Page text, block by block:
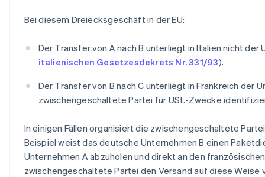
Bei diesem Dreiecksgeschäft in der EU:
Der Transfer von A nach B unterliegt in Italien nicht der
italienischen Gesetzesdekrets Nr. 331/93).
Der Transfer von B nach C unterliegt in Frankreich der
zwischengeschaltete Partei für USt.-Zwecke
In einigen Fällen organisiert die zwischengeschaltete
Beispiel weist das deutsche Unternehmen B einen
Unternehmen A abzuholen und direkt an den
zwischengeschaltete Partei den Versand auf diese Weise